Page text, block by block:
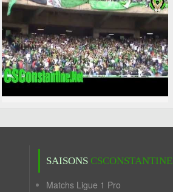
SAISONS CSCONSTANTINE
Matchs Ligue 1 Pro